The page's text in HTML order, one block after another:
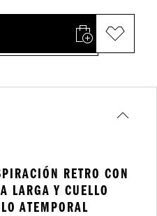
RETRO CON
LARGA Y CUELLO
ATEMPORAL